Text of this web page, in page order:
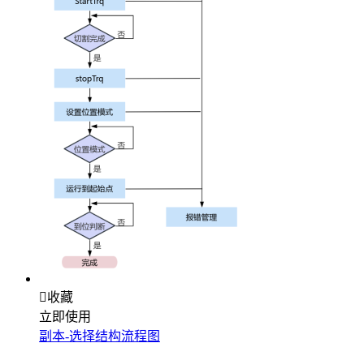
收藏
立即使用
副本-选择结构流程图